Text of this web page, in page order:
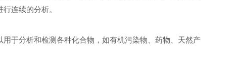
连续的分析。
于分析和检测各种化合物，如有机污染物、药物、天然产